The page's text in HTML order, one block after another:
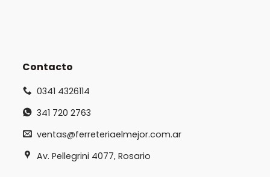
Contacto
0341 4326114
341 720 2763
ventas@ferreteriaelmejor.com.ar
Av. Pellegrini 4077, Rosario